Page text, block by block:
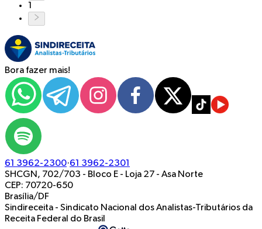
1
Bora fazer mais!
61 3962-2300·61 3962-2301
SHCGN, 702/703 - Bloco E - Loja 27 - Asa Norte
CEP: 70720-650
Brasília/DF
Sindireceita - Sindicato Nacional dos Analistas-Tributários da
Receita Federal do Brasil